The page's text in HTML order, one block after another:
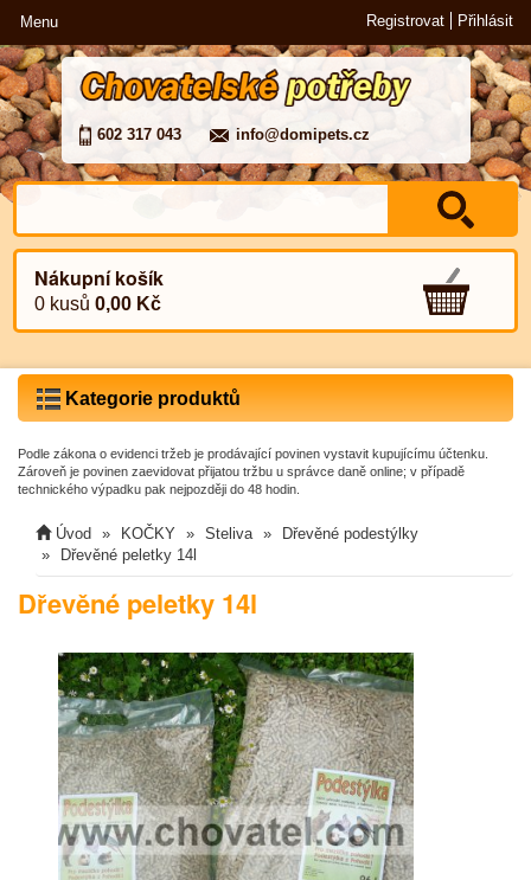
Menu Registrovat Přihlásit
602 317 043 info@domipets.cz
Nákupní košík
0 kusů0,00 Kč
Kategorie produktů
Podle zákona o evidenci tržeb je prodávající povinen vystavit kupujícímu účtenku.
Zároveň je povinen zaevidovat přijatou tržbu u správce daně online; v případě
technického výpadku pak nejpozději do 48 hodin.
Úvod KOČKY Steliva
Dřevěné podestýlky
Dřevěné peletky 14l
Dřevěné peletky 14l